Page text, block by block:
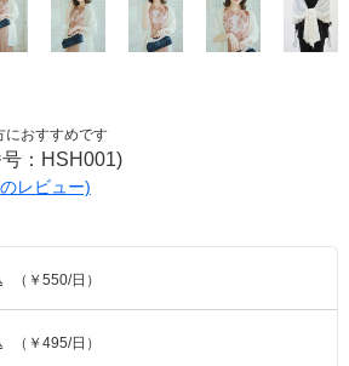
におすすめです
：HSH001)
レビュー)
（ ￥550/日）
（ ￥495/日）